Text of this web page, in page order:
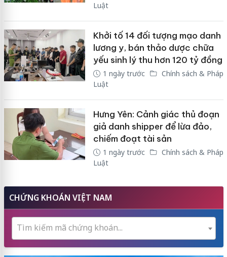
Luật
Khởi tố 14 đối tượng mạo danh
lương y, bán thảo dược chữa
yếu sinh lý thu hơn 120 tỷ đồng
1 ngày trước
Chính sách & Pháp
Luật
Hưng Yên: Cảnh giác thủ đoạn
giả danh shipper để lừa đảo,
chiếm đoạt tài sản
1 ngày trước
Chính sách & Pháp
Luật
CHỨNG KHOÁN VIỆT NAM
Tìm kiếm mã chứng khoán...